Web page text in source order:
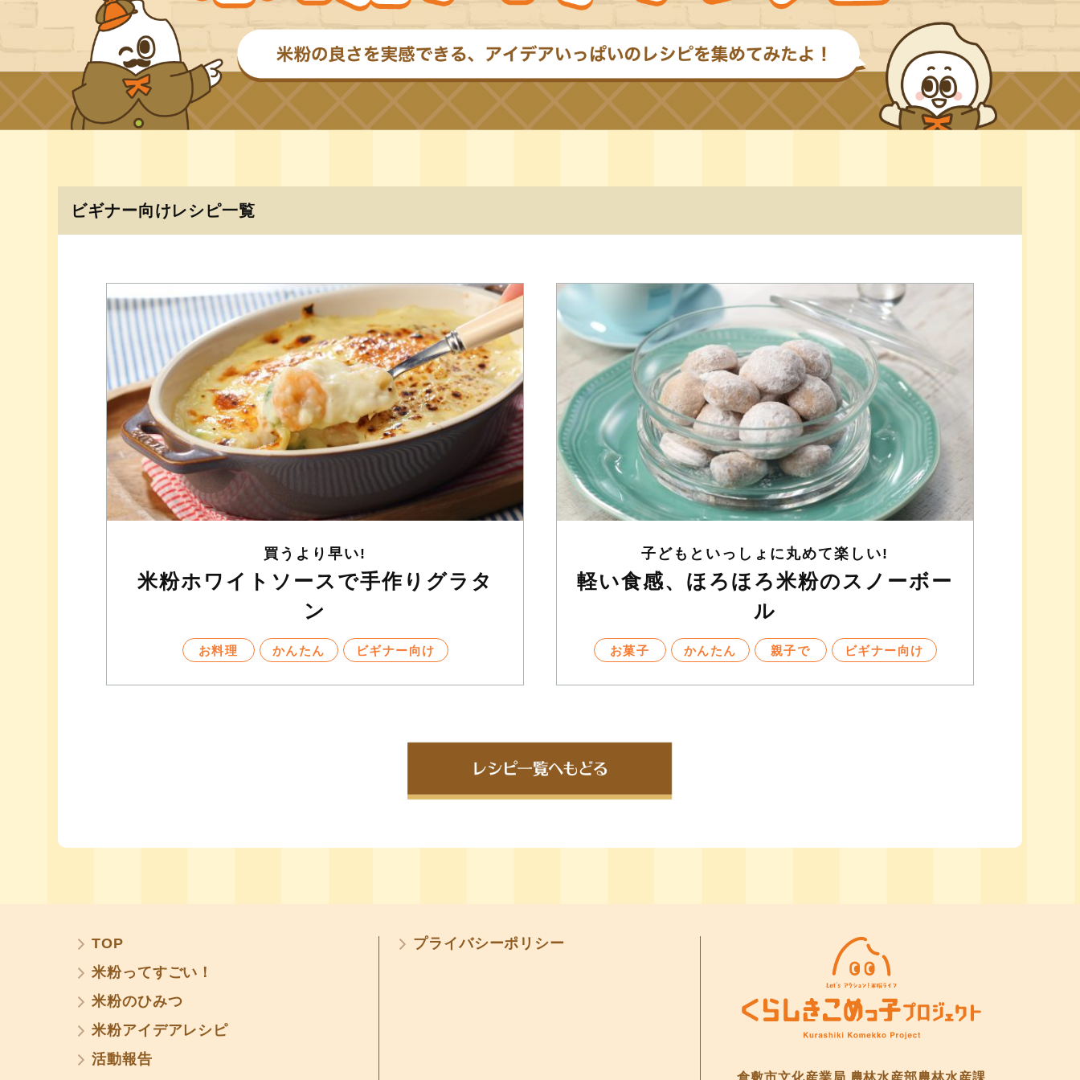
ビギナー向けレシピ一覧
買うより早い!
米粉ホワイトソースで手作りグラタ
ン
お料理 かんたん ビギナー向け
子どもといっしょに丸めて楽しい!
軽い食感、ほろほろ米粉のスノーボー
ル
お菓子 かんたん 親子で ビギナー向け
TOP
米粉ってすごい！
米粉のひみつ
米粉アイデアレシピ
活動報告
プライバシーポリシー
倉敷市文化産業局 農林水産部農林水産課